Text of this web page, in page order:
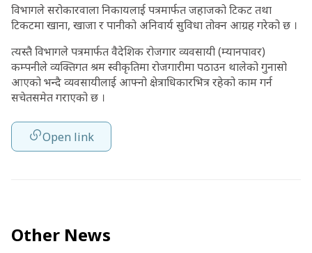
विभागले सरोकारवाला निकायलाई पत्रमार्फत जहाजको टिकट तथा
टिकटमा खाना, खाजा र पानीको अनिवार्य सुविधा तोक्न आग्रह गरेको छ ।
त्यस्तै विभागले पत्रमार्फत वैदेशिक रोजगार व्यवसायी (म्यानपावर)
कम्पनीले व्यक्तिगत श्रम स्वीकृतिमा रोजगारीमा पठाउन थालेको गुनासो
आएको भन्दै व्यवसायीलाई आफ्नो क्षेत्राधिकारभित्र रहेको काम गर्न
सचेतसमेत गराएको छ ।
Open link
Other News